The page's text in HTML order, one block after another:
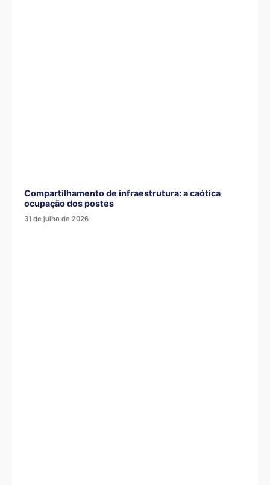
Compartilhamento de infraestrutura: a caótica
ocupação dos postes
31 de julho de 2026